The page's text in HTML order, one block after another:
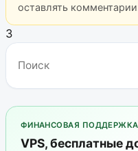
оставлять
3
ФИНАНСОВАЯ ПОДДЕРЖКА
VPS, бесплатные